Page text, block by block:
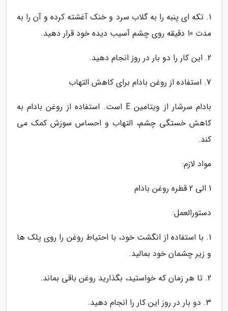
1. تکه ای پنبه را به گلاب سرد و خنک آغشته کرده و آن را به
مدت 10 دقیقه روی چشم آسیب دیده خود قرار دهید.
2. این کار را دو بار در روز انجام دهید.
7. استفاده از روغن بادام برای کاهش التهاب
بادام سرشار از ویتامین E است. استفاده از روغن بادام به
کاهش خستگی چشم، التهاب و احساس سوزش کمک می
کند.
مواد لازم:
1 الی 2 قطره روغن بادام
دستورالعمل:
1. با استفاده از انگشت خود، با احتیاط روغن را روی پلک ها
و زیر چشمان خود بمالید.
2. تا هر زمان که خواستید، بگذارید روغن باقی بماند.
3. دو بار در روز این کار را انجام دهید.